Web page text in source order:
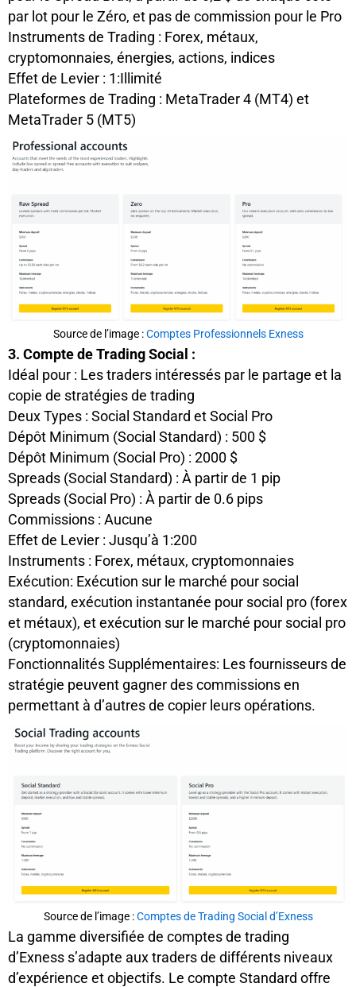
par lot pour le Zéro, et pas de commission pour le Pro
Instruments de Trading : Forex, métaux,
cryptomonnaies, énergies, actions, indices
Effet de Levier : 1:Illimité
Plateformes de Trading : MetaTrader 4 (MT4) et
MetaTrader 5 (MT5)
Source de l’image :Comptes Professionnels Exness
3. Compte de Trading Social :
Idéal pour : Les traders intéressés par le partage et la
copie de stratégies de trading
Deux Types : Social Standard et Social Pro
Dépôt Minimum (Social Standard) : 500 $
Dépôt Minimum (Social Pro) : 2000 $
Spreads (Social Standard) : À partir de 1 pip
Spreads (Social Pro) : À partir de 0.6 pips
Commissions : Aucune
Effet de Levier : Jusqu’à 1:200
Instruments : Forex, métaux, cryptomonnaies
Exécution: Exécution sur le marché pour social
standard, exécution instantanée pour social pro (forex
et métaux), et exécution sur le marché pour social pro
(cryptomonnaies)
Fonctionnalités Supplémentaires: Les fournisseurs de
stratégie peuvent gagner des commissions en
permettant à d’autres de copier leurs opérations.
Source de l’image :Comptes de Trading Social d’Exness
La gamme diversifiée de comptes de trading
d’Exness s’adapte aux traders de différents niveaux
d’expérience et objectifs. Le compte Standard offre